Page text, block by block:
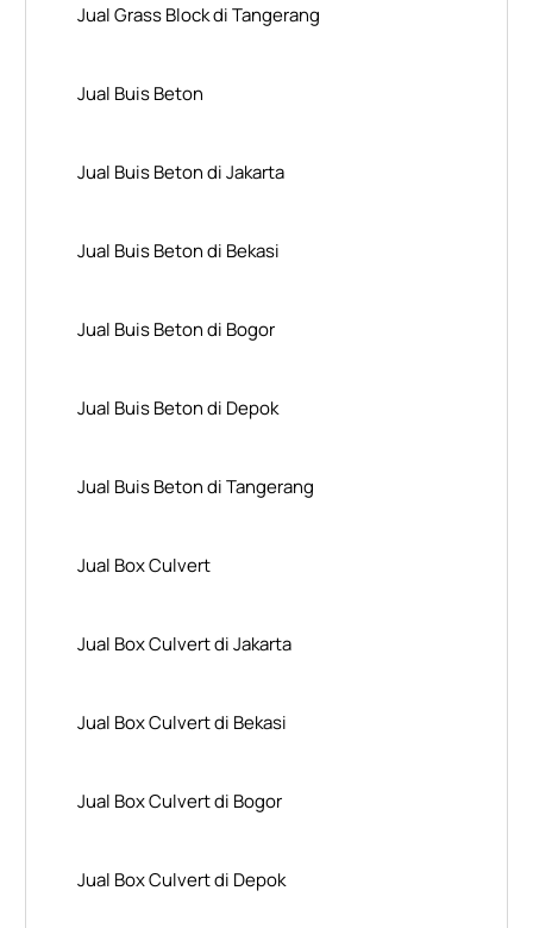
Jual Grass Block di Tangerang
Jual Buis Beton
Jual Buis Beton di Jakarta
Jual Buis Beton di Bekasi
Jual Buis Beton di Bogor
Jual Buis Beton di Depok
Jual Buis Beton di Tangerang
Jual Box Culvert
Jual Box Culvert di Jakarta
Jual Box Culvert di Bekasi
Jual Box Culvert di Bogor
Jual Box Culvert di Depok